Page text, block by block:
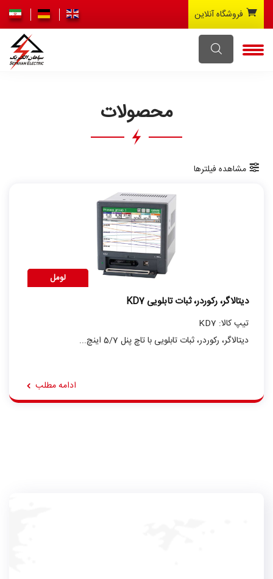
فروشگاه آنلاین
محصولات
مشاهده فیلترها
لومل
دیتالاگر، رکوردر، ثبات تابلویی KD7
تیپ کالا: KD7
دیتالاگر، رکوردر، ثبات تابلویی با تاچ پنل 5/7 اینچ...
ادامه مطلب